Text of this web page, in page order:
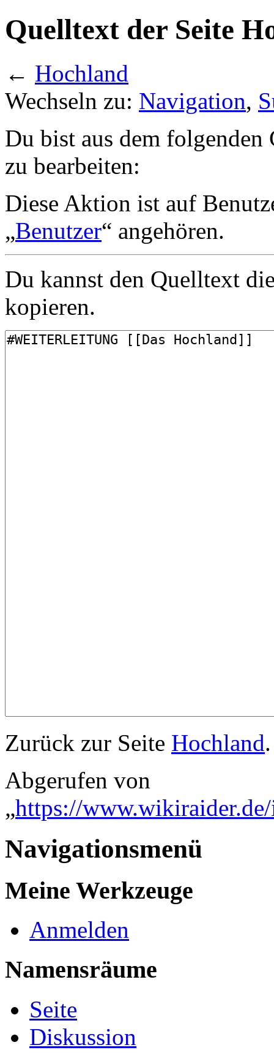
Quelltext der Seite
← Hochland
Wechseln zu: Navigation,
Du bist aus dem
zu bearbeiten:
Diese Aktion ist auf
„Benutzer“ angehören.
Du kannst den Quelltext
kopieren.
Zurück zur Seite Hochland.
Abgerufen von
„https://
Navigationsmenü
Meine Werkzeuge
Anmelden
Namensräume
Seite
Diskussion